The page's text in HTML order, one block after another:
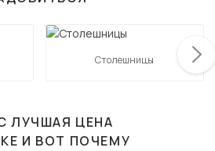
Столешницы
ЛУЧШАЯ ЦЕНА
И ВОТ ПОЧЕМУ